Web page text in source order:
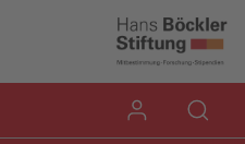
Direkt zum Inhaltsbereich
Direkt zum Fußbereich